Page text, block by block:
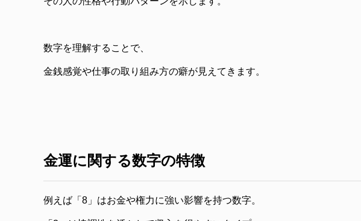
数字を理解することで、
金銭感覚や仕事の取り組み方の癖が見えてきます。
金運に関する数字の特徴
例えば「8」はお金や権力に強い影響を持つ数字。